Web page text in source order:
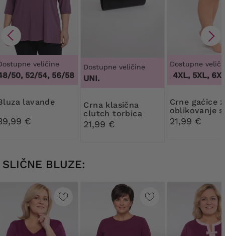
veličine
50, 52/54, 56/58
Bluza lavande
€
Dostupne veličine
UNI.
Crna klasična
clutch torbica
21,99 €
Dostupne
3XL, 4XL, 5XL,
Crne gaćice za
oblikovanje s
cvjetnom
21,99 €
SLIČNE BLUZE: